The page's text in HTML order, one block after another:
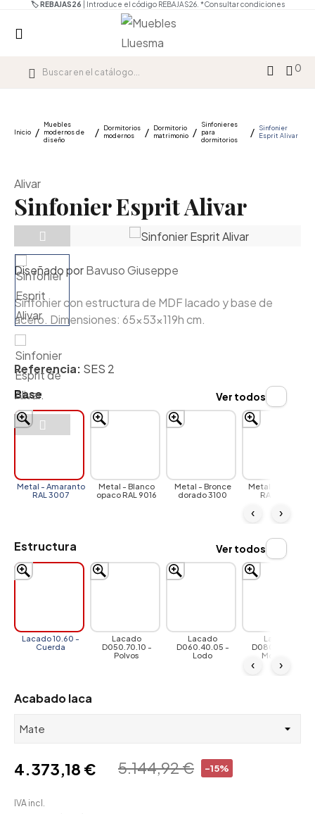
🏷️ REBAJAS26 | Introduce el código REBAJAS26. *Consultar condiciones
0
Inicio
Muebles
modernos de
diseño
Dormitorios
modernos
Dormitorio
matrimonio
Sinfonieres
para
dormitorios
Sinfonier
Esprit Alivar
Alivar
Sinfonier Esprit Alivar
Diseñado porBavuso Giuseppe
Sinfonier con estructura de MDF lacado y base de
acero. Dimensiones: 65x53x119h cm.
Referencia: SES 2
Base
Metal - Amaranto
RAL 3007
Metal - Blanco
opaco RAL 9016
Metal - Bronce
dorado 3100
Metal - Castoro
RAL 7006
‹ ›
Ver todos
Estructura
Lacado 10.60 -
Cuerda
Lacado
D050.70.10 -
Polvos
Lacado
D060.40.05 -
Lodo
Lacado
D080.60.30 -
Mostaza
‹ ›
Ver todos
Acabado laca
-15%
5.144,92 €
4.373,18 €
IVA incl.